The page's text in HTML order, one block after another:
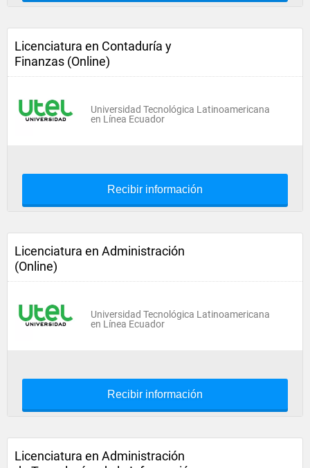
Licenciatura en Contaduría y
Finanzas (Online)
Universidad Tecnológica Latinoamericana
en Línea Ecuador
Recibir información
Licenciatura en Administración
(Online)
Universidad Tecnológica Latinoamericana
en Línea Ecuador
Recibir información
Licenciatura en Administración